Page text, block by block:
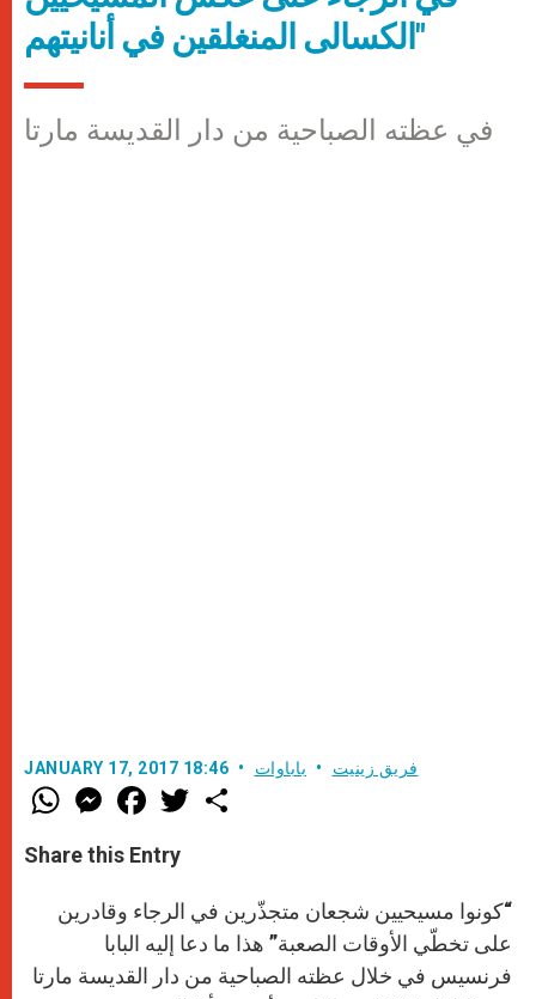
الكسالى المنغلقين في أنانيتهم"
في عظته الصباحية من دار القديسة مارتا
JANUARY 17, 2017 18:46 فريق زينيت باباوات
W
h
t
s
p
M
e
s
e
g
e
r
F
a
e
b
o
k
w
Share this Entry
“كونوا مسيحيين شجعان متجذّرين في الرجاء وقادرين
على تخطّي الأوقات الصعبة” هذا ما دعا إليه البابا
فرنسيس في خلال عظته الصباحية من دار القديسة مارتا